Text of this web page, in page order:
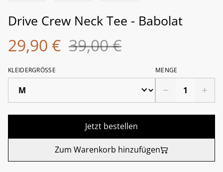
Drive Crew Neck Tee - Babolat
29,90 € 39,00 €
KLEIDERGRÖSSE MENGE
Jetzt bestellen
Zum Warenkorb hinzufügen